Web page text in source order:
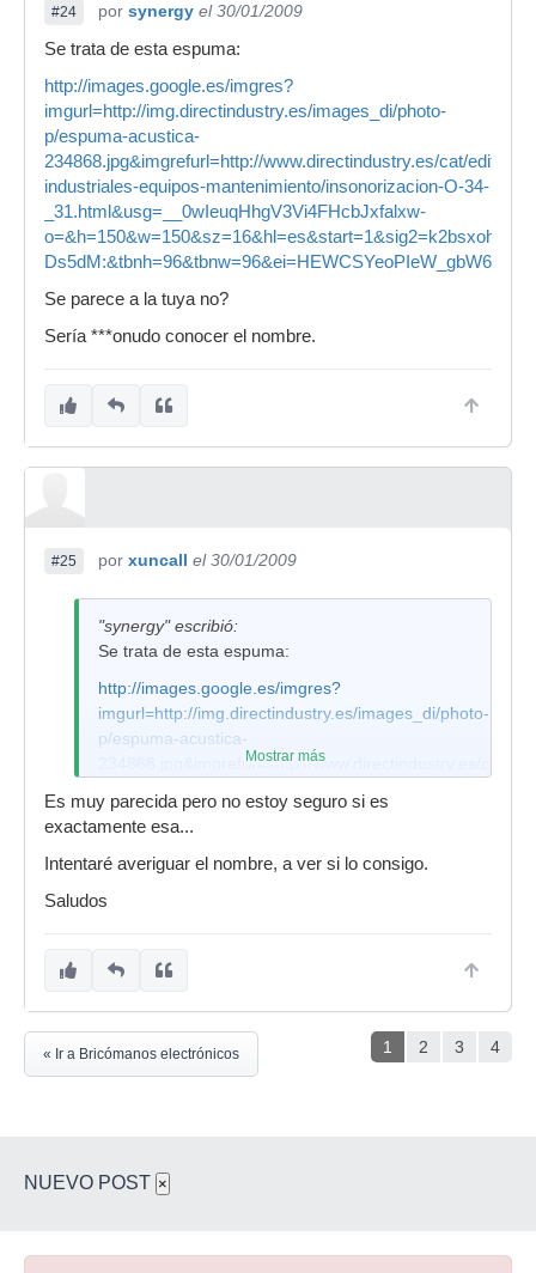
#24 por synergy el 30/01/2009
Se trata de esta espuma:
http://images.google.es/imgres?
imgurl=http://img.directindustry.es/images_di/photo-
p/espuma-acustica-
234868.jpg&imgrefurl=http://www.directindustry.es/cat/edificios-
industriales-equipos-mantenimiento/insonorizacion-O-34-
_31.html&usg=__0wIeuqHhgV3Vi4FHcbJxfalxw-
Se parece a la tuya no?
Sería ***onudo conocer el nombre.
#25 por xuncall el 30/01/2009
"synergy" escribió:
Se trata de esta espuma:
http://images.google.es/imgres?
imgurl=http://img.directindustry.es/images_di/photo-
p/espuma-acustica-
234868.jpg&imgrefurl=http://www.directindustry.es/cat/
mantenimiento/insonorizacion-O-34-
_31.html&usg=__0wIeuqHhgV3Vi4FHcbJxfalxw-
Sería ***onudo conocer el nombre.
Mostrar más
Es muy parecida pero no estoy seguro si es
exactamente esa...
Intentaré averiguar el nombre, a ver si lo consigo.
Saludos
1 2 3 4
« Ir a Bricómanos electrónicos
NUEVO POST ×